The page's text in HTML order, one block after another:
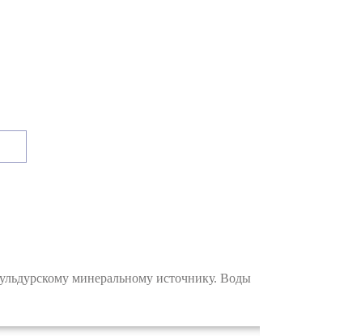
минеральному источнику. Воды